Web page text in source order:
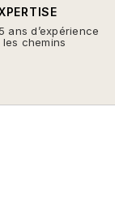
ans d’expérience
les chemins